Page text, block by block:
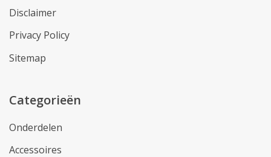
Disclaimer
Privacy Policy
Sitemap
Categorieën
Onderdelen
Accessoires